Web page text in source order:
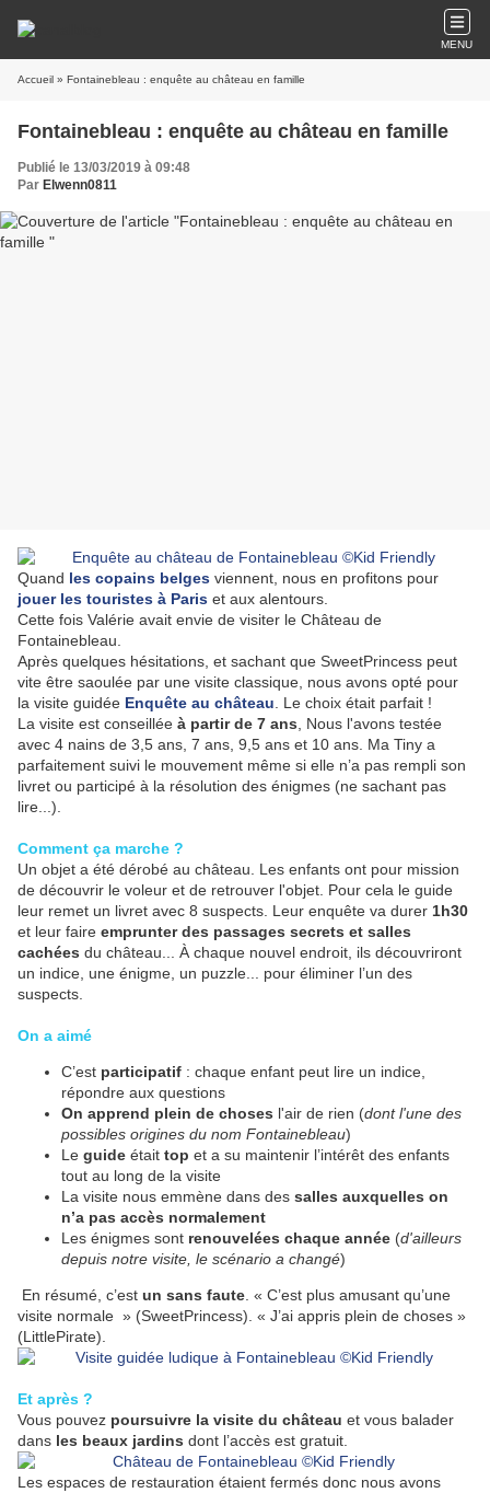
MENU
Accueil » Fontainebleau : enquête au château en famille
Fontainebleau : enquête au château en famille
Publié le 13/03/2019 à 09:48
Par Elwenn0811
Quand les copains belges viennent, nous en profitons pour
jouer les touristes à Paris et aux alentours.
Cette fois Valérie avait envie de visiter le Château de
Fontainebleau.
Après quelques hésitations, et sachant que SweetPrincess peut
vite être saoulée par une visite classique, nous avons opté pour
la visite guidée Enquête au château . Le choix était parfait !
La visite est conseillée à partir de 7 ans , Nous l'avons testée
avec 4 nains de 3,5 ans, 7 ans, 9,5 ans et 10 ans. Ma Tiny a
parfaitement suivi le mouvement même si elle n’a pas rempli son
livret ou participé à la résolution des énigmes (ne sachant pas
lire...).
Comment ça marche ?
Un objet a été dérobé au château. Les enfants ont pour mission
de découvrir le voleur et de retrouver l'objet. Pour cela le guide
leur remet un livret avec 8 suspects. Leur enquête va durer 1h30
et leur faire emprunter des passages secrets et salles
cachées du château... À chaque nouvel endroit, ils découvriront
un indice, une énigme, un puzzle... pour éliminer l’un des
suspects.
On a aimé
C’est participatif : chaque enfant peut lire un indice,
répondre aux questions
On apprend plein de choses l'air de rien (dont l'une des
possibles origines du nom Fontainebleau)
Le guide était top et a su maintenir l’intérêt des enfants
tout au long de la visite
La visite nous emmène dans des salles auxquelles on
n’a pas accès normalement
Les énigmes sont renouvelées chaque année (d'ailleurs
depuis notre visite, le scénario a changé)
En résumé, c’est un sans faute . « C’est plus amusant qu’une
visite normale » (SweetPrincess). « J’ai appris plein de choses »
(LittlePirate).
Et après ?
Vous pouvez poursuivre la visite du château et vous balader
dans les beaux jardins dont l’accès est gratuit.
Les espaces de restauration étaient fermés donc nous avons